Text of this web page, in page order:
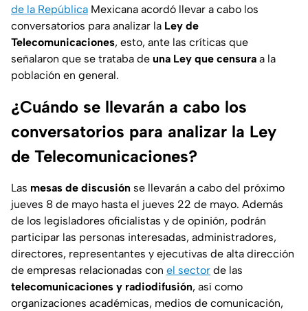
de la República Mexicana acordó llevar a cabo los
conversatorios para analizar la Ley de
Telecomunicaciones, esto, ante las críticas que
señalaron que se trataba de una Ley que censura a la
población en general.
¿Cuándo se llevarán a cabo los
conversatorios para analizar la Ley
de Telecomunicaciones?
Las mesas de discusión se llevarán a cabo del próximo
jueves 8 de mayo hasta el jueves 22 de mayo. Además
de los legisladores oficialistas y de opinión, podrán
participar las personas interesadas, administradores,
directores, representantes y ejecutivas de alta dirección
de empresas relacionadas con el sector de las
telecomunicaciones y radiodifusión, así como
organizaciones académicas, medios de comunicación,